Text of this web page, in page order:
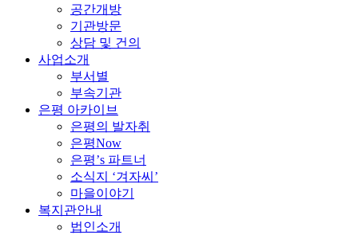
공간개방
기관방문
상담 및 건의
사업소개
부서별
부속기관
은평 아카이브
은평의 발자취
은평Now
은평’s 파트너
소식지 ‘겨자씨’
마을이야기
복지관안내
법인소개